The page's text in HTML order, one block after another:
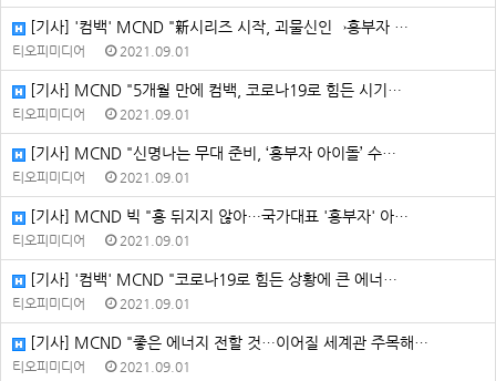
[기사] '컴백' MCND "新시리즈 시작, 괴물신인→흥부자 …
티오피미디어 2021.09.01
[기사] MCND "5개월 만에 컴백, 코로나19로 힘든 시기…
티오피미디어 2021.09.01
[기사] MCND "신명나는 무대 준비, ‘흥부자 아이돌’ 수…
티오피미디어 2021.09.01
[기사] MCND 빅 "흥 뒤지지 않아…국가대표 '흥부자' 아…
티오피미디어 2021.09.01
[기사] '컴백' MCND "코로나19로 힘든 상황에 큰 에너…
티오피미디어 2021.09.01
[기사] MCND "좋은 에너지 전할 것…이어질 세계관 주목해…
티오피미디어 2021.09.01